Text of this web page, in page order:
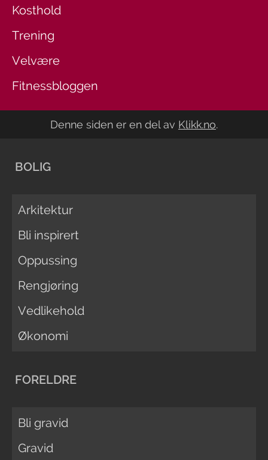
Kosthold
Trening
Velvære
Fitnessbloggen
Denne siden er en del av Klikk.no.
BOLIG
Arkitektur
Bli inspirert
Oppussing
Rengjøring
Vedlikehold
Økonomi
FORELDRE
Bli gravid
Gravid